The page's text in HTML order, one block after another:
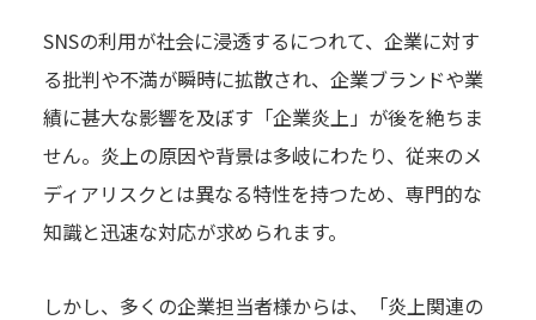
SNSの利用が社会に浸透するにつれて、企業に対す
る批判や不満が瞬時に拡散され、企業ブランドや業
績に甚大な影響を及ぼす「企業炎上」が後を絶ちま
せん。炎上の原因や背景は多岐にわたり、従来のメ
ディアリスクとは異なる特性を持つため、専門的な
知識と迅速な対応が求められます。
しかし、多くの企業担当者様からは、「炎上関連の